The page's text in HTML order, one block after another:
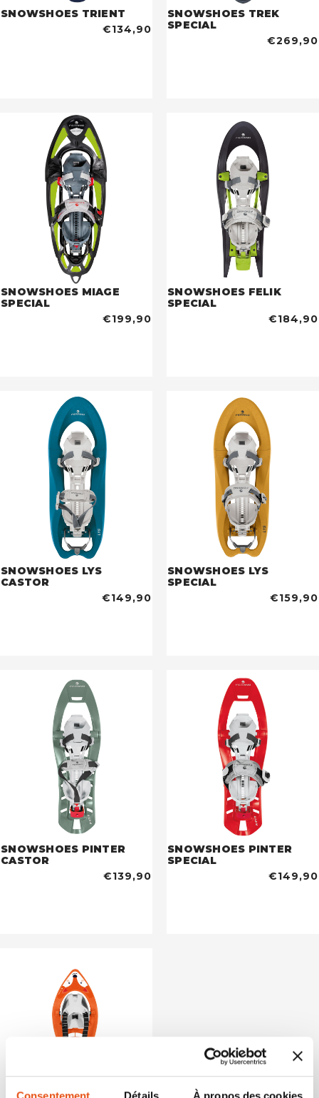
SNOWSHOES TRIENT
€134,90
SNOWSHOES TREK
SPECIAL
€269,90
SNOWSHOES MIAGE
SPECIAL
€199,90
SNOWSHOES FELIK
SPECIAL
€184,90
SNOWSHOES LYS
CASTOR
€149,90
SNOWSHOES LYS
SPECIAL
€159,90
SNOWSHOES PINTER
CASTOR
€139,90
SNOWSHOES PINTER
SPECIAL
€149,90